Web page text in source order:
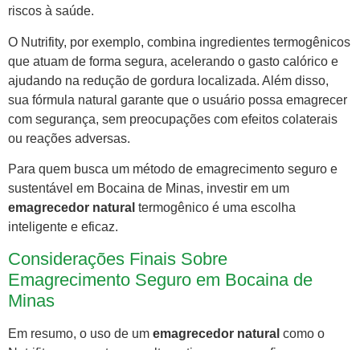
riscos à saúde.
O Nutrifity, por exemplo, combina ingredientes termogênicos
que atuam de forma segura, acelerando o gasto calórico e
ajudando na redução de gordura localizada. Além disso,
sua fórmula natural garante que o usuário possa emagrecer
com segurança, sem preocupações com efeitos colaterais
ou reações adversas.
Para quem busca um método de emagrecimento seguro e
sustentável em Bocaina de Minas, investir em um
emagrecedor natural termogênico é uma escolha
inteligente e eficaz.
Considerações Finais Sobre
Emagrecimento Seguro em Bocaina de
Minas
Em resumo, o uso de um emagrecedor natural como o